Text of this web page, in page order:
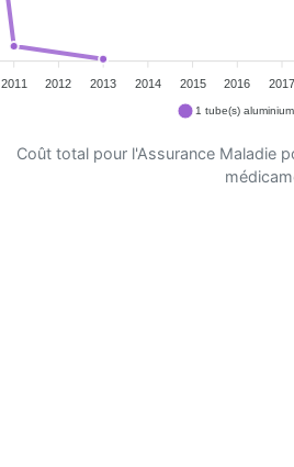
2011 2012 2013 2014 2015 2016 2017
1 tube(s)
Coût total pour l'Assurance Maladie